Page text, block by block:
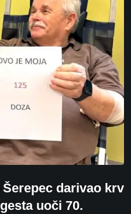
darivao krv
uoči 70.